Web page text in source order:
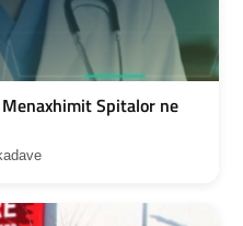
Spitalor ne